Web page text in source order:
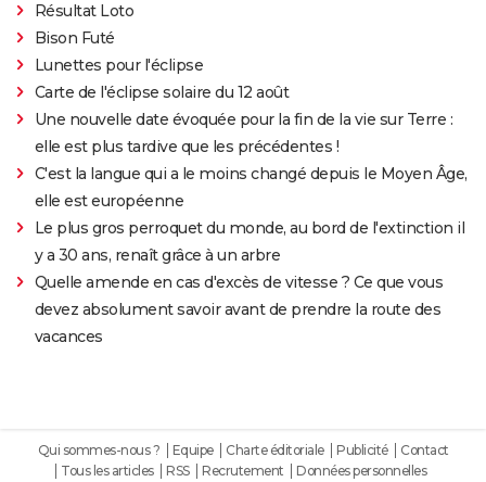
Résultat Loto
Bison Futé
Lunettes pour l'éclipse
Carte de l'éclipse solaire du 12 août
Une nouvelle date évoquée pour la fin de la vie sur Terre :
elle est plus tardive que les précédentes !
C'est la langue qui a le moins changé depuis le Moyen Âge,
elle est européenne
Le plus gros perroquet du monde, au bord de l'extinction il
y a 30 ans, renaît grâce à un arbre
Quelle amende en cas d'excès de vitesse ? Ce que vous
devez absolument savoir avant de prendre la route des
vacances
Qui sommes-nous ? Equipe Charte éditoriale Publicité
Contact
Tous les articles
RSS Recrutement Données personnelles